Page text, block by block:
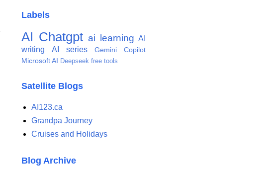
Labels
AI Chatgpt ai learning AI
writing
AI series Gemini
Copilot
Microsoft AI Deepseek free tools
Satellite Blogs
AI123.ca
Grandpa Journey
Cruises and Holidays
Blog Archive